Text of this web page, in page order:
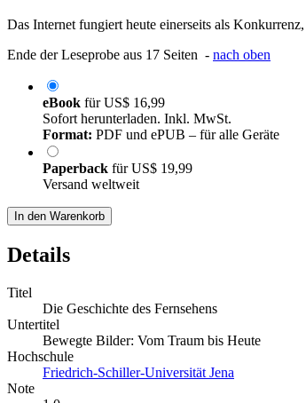
Das Internet fungiert heute einerseits als
Ende der Leseprobe aus 17 Seiten - nach oben
eBook fürUS$ 16,99
Sofort herunterladen. Inkl. MwSt.
Format: PDF und ePUB – für alle Geräte
Paperback fürUS$ 19,99
Versand weltweit
In den Warenkorb
Details
Titel
Die Geschichte des Fernsehens
Untertitel
Bewegte Bilder: Vom Traum bis Heute
Hochschule
Friedrich-Schiller-Universität Jena
Note